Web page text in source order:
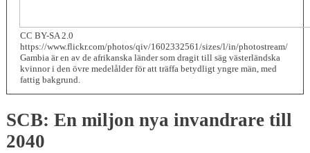
CC BY-SA 2.0
https://www.flickr.com/photos/qiv/1602332561/sizes/l/in/photostream/
Gambia är en av de afrikanska länder som dragit till säg västerländska
kvinnor i den övre medelålder för att träffa betydligt yngre män, med
fattig bakgrund.
SCB: En miljon nya invandrare till
2040